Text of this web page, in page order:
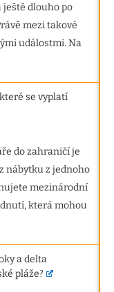
ještě dlouho po
mezi takové
událostmi. Na
se vyplatí
do zahraničí je
nábytku z jednoho
mezinárodní
která mohou
a delta
pláže?